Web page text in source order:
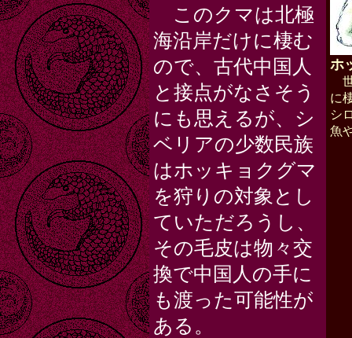
このクマは北極
海沿岸だけに棲む
ので、古代中国人
と接点がなさそう
にも思えるが、シ
ベリアの少数民族
はホッキョクグマ
を狩りの対象とし
ていただろうし、
その毛皮は物々交
換で中国人の手に
も渡った可能性が
ある。
ホ
世
に
シ
魚